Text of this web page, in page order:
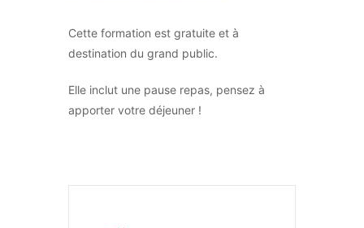
Cette formation est gratuite et à
destination du grand public.
Elle inclut une pause repas, pensez à
apporter votre déjeuner !